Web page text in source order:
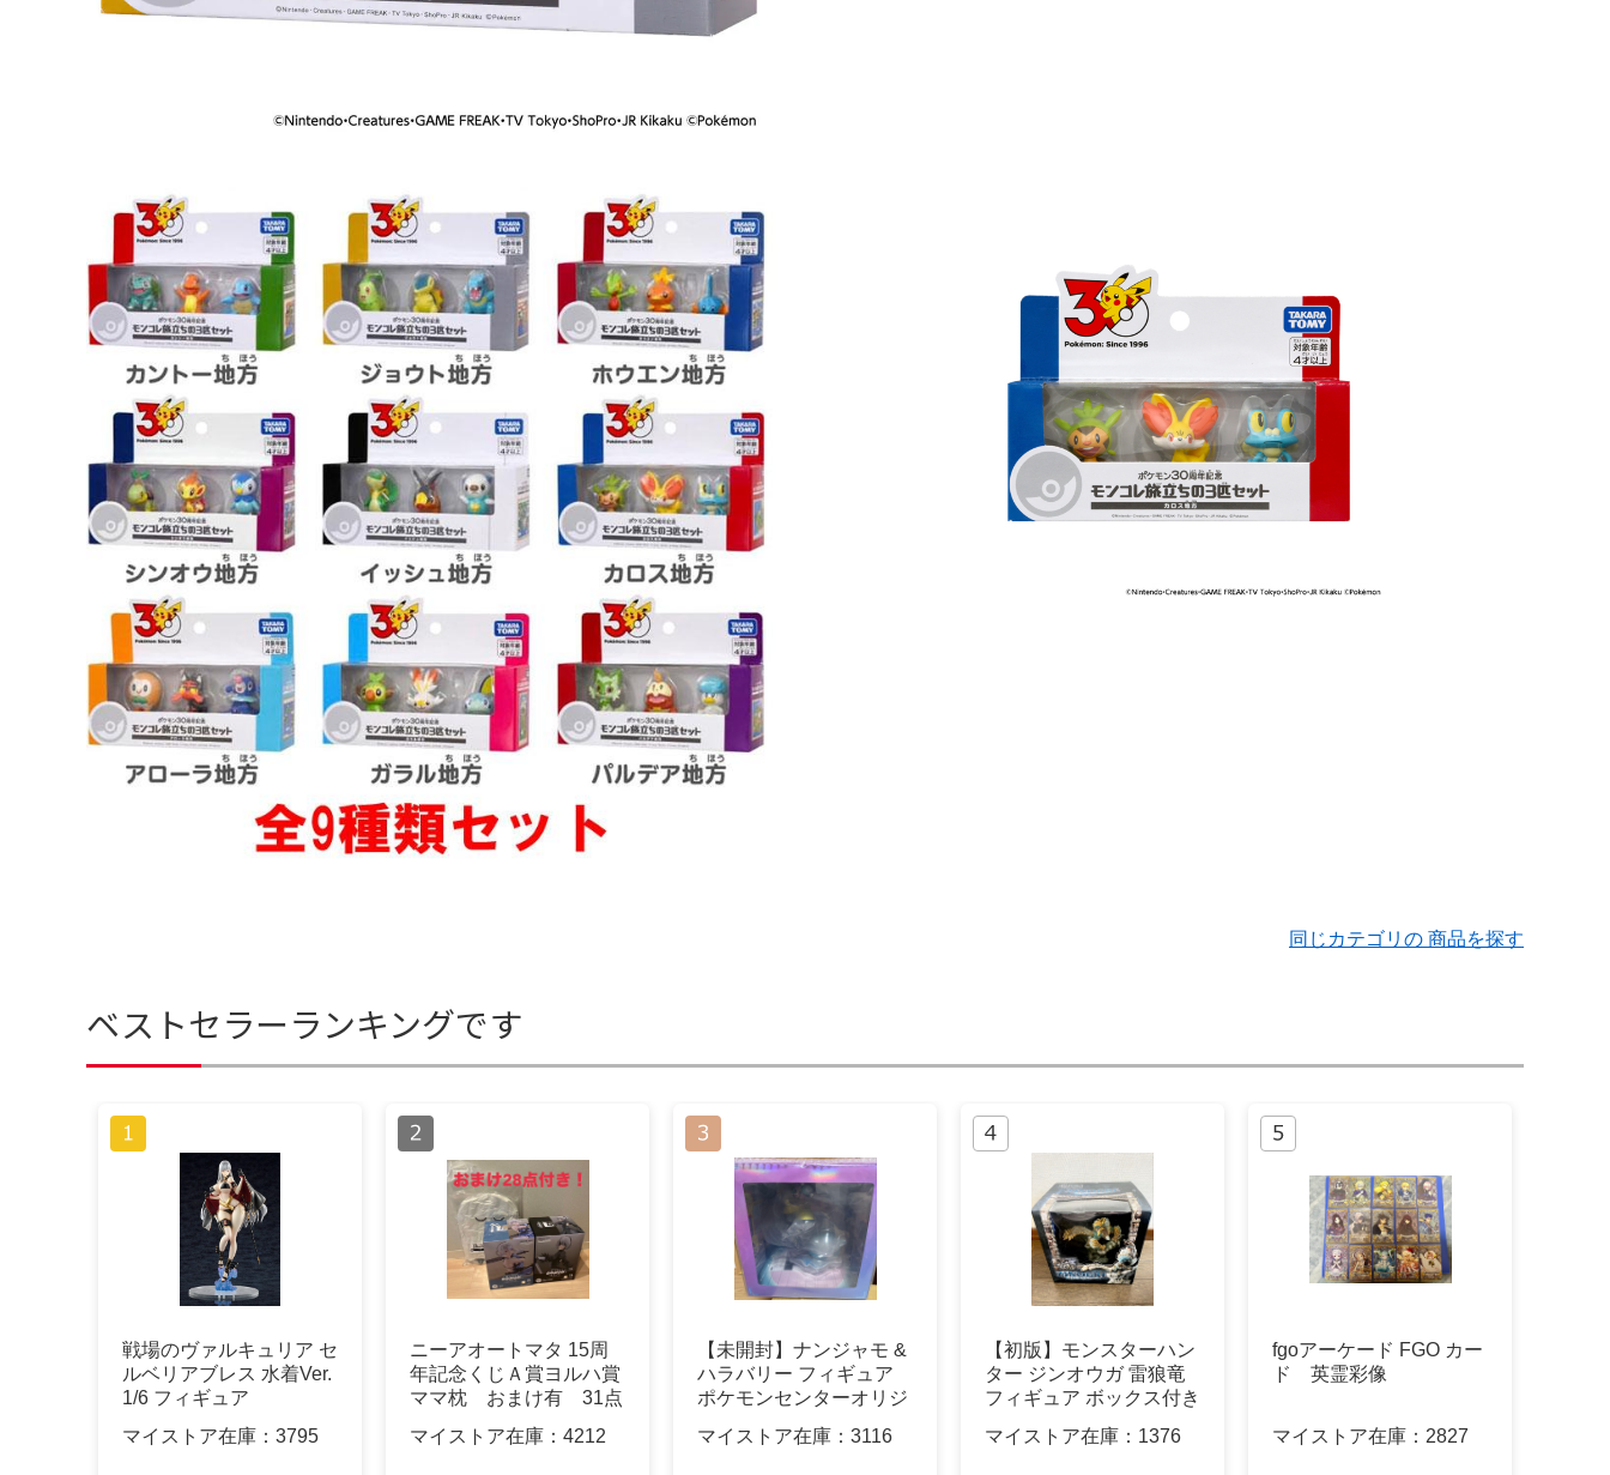
同じカテゴリの 商品を探す
ベストセラーランキングです
戦場のヴァルキュリア セ
ルベリアブレス 水着Ver.
1/6 フィギュア
マイストア在庫： 3795
ニーアオートマタ 15周
年記念くじＡ賞ヨルハ賞
ママ枕 おまけ有 31点
マイストア在庫： 4212
【未開封】ナンジャモ &
ハラバリー フィギュア
ポケモンセンターオリジ
マイストア在庫： 3116
【初版】モンスターハン
ター ジンオウガ 雷狼竜
フィギュア ボックス付き
マイストア在庫： 1376
fgoアーケード FGO カー
ド 英霊彩像
マイストア在庫： 2827